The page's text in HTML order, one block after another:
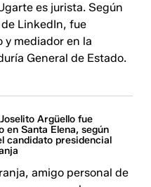
es jurista. Según
LinkedIn, fue
y mediador en la
General de Estado.
Argüello fue
en Santa Elena, según
candidato presidencial
amigo personal de